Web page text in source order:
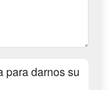
para darnos su